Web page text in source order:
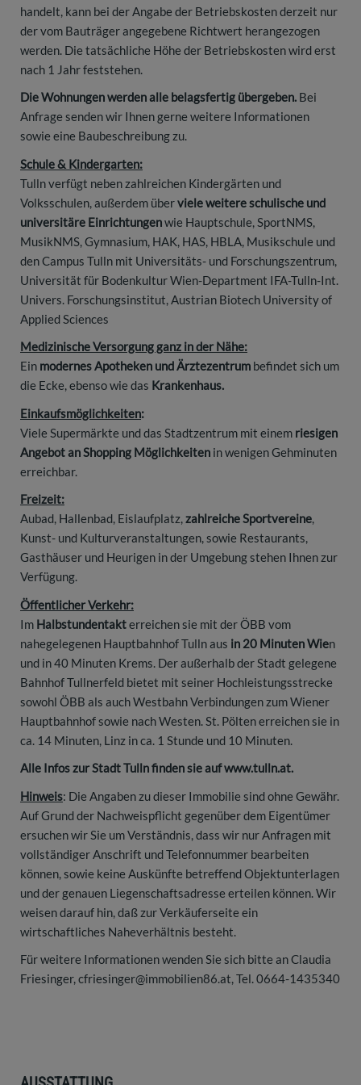
handelt, kann bei der Angabe der Betriebskosten derzeit nur
der vom Bauträger angegebene Richtwert herangezogen
werden. Die tatsächliche Höhe der Betriebskosten wird erst
nach 1 Jahr feststehen.
Die Wohnungen werden alle belagsfertig übergeben. Bei
Anfrage senden wir Ihnen gerne weitere Informationen
sowie eine Baubeschreibung zu.
Schule & Kindergarten:
Tulln verfügt neben zahlreichen Kindergärten und
Volksschulen, außerdem überviele weitere schulische und
universitäre Einrichtungenwie Hauptschule, SportNMS,
MusikNMS, Gymnasium, HAK, HAS, HBLA, Musikschule und
den Campus Tulln mit Universitäts- und Forschungszentrum,
Universität für Bodenkultur Wien-Department IFA-Tulln-Int.
Univers. Forschungsinstitut, Austrian Biotech University of
Applied Sciences
Medizinische Versorgung ganz in der Nähe:
Ein modernes Apotheken und Ärztezentrum befindet sich um
die Ecke, ebenso wie das Krankenhaus.
Einkaufsmöglichkeiten:
Viele Supermärkte und das Stadtzentrum mit einem riesigen
Angebot an Shopping Möglichkeiten in wenigen Gehminuten
erreichbar.
Freizeit:
Aubad, Hallenbad, Eislaufplatz,zahlreiche Sportvereine,
Kunst- und Kulturveranstaltungen, sowie Restaurants,
Gasthäuser und Heurigen in der Umgebung stehen Ihnen zur
Verfügung.
Öffentlicher Verkehr:
Im Halbstundentakterreichen sie mit der ÖBB vom
nahegelegenen Hauptbahnhof Tulln aus in 20 Minuten Wien
und in 40 Minuten Krems. Der außerhalb der Stadt gelegene
Bahnhof Tullnerfeld bietet mit seiner Hochleistungsstrecke
sowohl ÖBB als auch Westbahn Verbindungen zum Wiener
Hauptbahnhof sowie nach Westen. St. Pölten erreichen sie in
ca. 14 Minuten, Linz in ca. 1 Stunde und 10 Minuten.
Alle Infos zur Stadt Tulln finden sie auf www.tulln.at.
Hinweis: Die Angaben zu dieser Immobilie sind ohne Gewähr.
Auf Grund der Nachweispflicht gegenüber dem Eigentümer
ersuchen wir Sie um Verständnis, dass wir nur Anfragen mit
vollständiger Anschrift und Telefonnummer bearbeiten
können, sowie keine Auskünfte betreffend Objektunterlagen
und der genauen Liegenschaftsadresse erteilen können. Wir
weisen darauf hin, daß zur Verkäuferseite ein
wirtschaftliches Naheverhältnis besteht.
Für weitere Informationen wenden Sie sich bitte an Claudia
Friesinger, cfriesinger@immobilien86.at, Tel. 0664-1435340